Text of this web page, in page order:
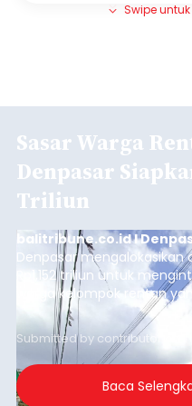
Swipe
Sasar Warga
Denpasar
Triliun
balitribune.co.id I
Denpasar mengalokasikan
Rp1,152 triliun untuk
warga kelompok rentan
garis kemiskinan. Langkah
guna menjaga masyarakat
kelompok desil 5 dan 6
merosot ke kategori miskin.
Submitted by contributor
Baca